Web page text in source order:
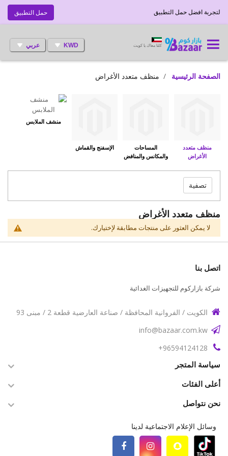
حمل التطبيق لتجربة افضل حمل التطبيق
KWD عربي كلنا معاك يا كويت
الصفحة الرئيسية منظف متعدد الأغراض
منظف متعدد
الأغراض
المساحات
والمكانس والمنافض
الإسفنج والقماش
منشف الملابس
منظف متعدد الأغراض
لا يمكن العثور على منتجات مطابقة لإختيارك.
تصفية
اتصل بنا
شركة بازاركوم للتجهيزات الغدائية
الكويت / الفروانية المحافظة / صناعة العارضية قطعة 2 / مبنى 93
info@bazaar.com.kw
96594124128+
سياسة المتجر
أعلى الفئات
نحن نتواصل
وسائل الإعلام الاجتماعية لدينا